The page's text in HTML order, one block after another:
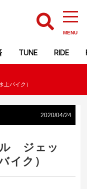
MENU
TUNE RIDE
バイク）
2020/04/24
ル ジェッ
イク）